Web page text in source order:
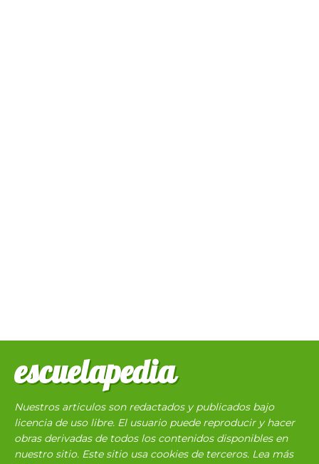
escuelapedia
Nuestros articulos son redactados y publicados bajo
licencia de uso libre. El usuario puede reproducir y hacer
obras derivadas de todos los contenidos disponibles en
nuestro sitio. Este sitio usa cookies de terceros. Lea más